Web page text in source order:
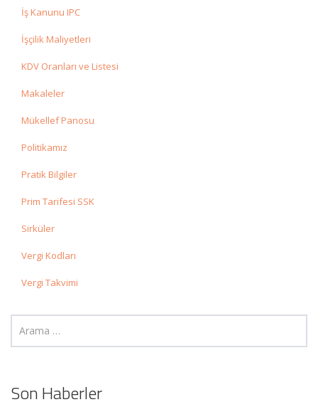
İş Kanunu IPC
İşçilik Maliyetleri
KDV Oranları ve Listesi
Makaleler
Mükellef Panosu
Politikamız
Pratik Bilgiler
Prim Tarifesi SSK
Sirküler
Vergi Kodları
Vergi Takvimi
Son Haberler